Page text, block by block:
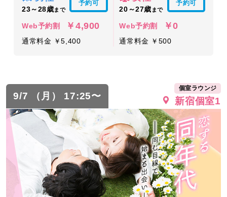
23～28歳まで
予約可
Web予約割 ￥4,900
通常料金 ￥5,400
20～27歳 まで
予約可
Web予約割 ￥0
通常料金 ￥500
9/7 （月） 17:25〜
個室ラウンジ
新宿個室1